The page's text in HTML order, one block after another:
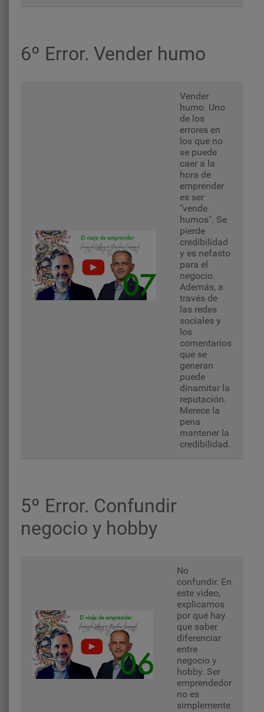
6º Error. Vender humo
Vender
humo. Uno
de los
errores en
los que no
se puede
caer a la
hora de
emprender
es ser
"vende
humos". Se
pierde
credibilidad
y es nefasto
para el
negocio.
Además, a
través de
las redes
sociales y
los
comentarios
que se
generan
puede
dinamitar la
reputación.
Merece la
pena
mantener la
credibilidad.
5º Error. Confundir
negocio y hobby
No
confundir. En
este video,
explicamos
por qué hay
que saber
diferenciar
entre
negocio y
hobby. Ser
emprendedor
no es
simplemente